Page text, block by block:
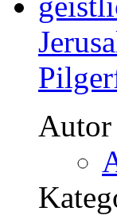
Autor
Preis